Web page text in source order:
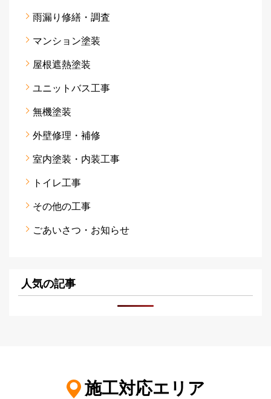
雨漏り修繕・調査
マンション塗装
屋根遮熱塗装
ユニットバス工事
無機塗装
外壁修理・補修
室内塗装・内装工事
トイレ工事
その他の工事
ごあいさつ・お知らせ
人気の記事
施工対応エリア